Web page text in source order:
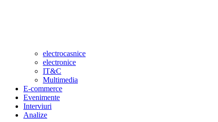
electrocasnice
electronice
IT&C
Multimedia
E-commerce
Evenimente
Interviuri
Analize